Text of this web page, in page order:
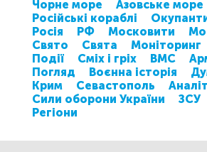
Чорне море Азовське море
Російські кораблі
Росія
РФ Московити
Свято
Свята Моніторинг
Події
Сміх і гріх ВМС
Погляд
Воєнна історія
Крим
Севастополь
Сили оборони України
ЗСУ
Регіони